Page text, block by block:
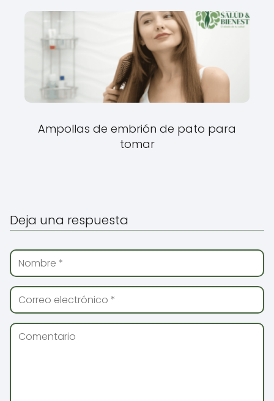
Ampollas de embrión de pato para
tomar
Deja una respuesta